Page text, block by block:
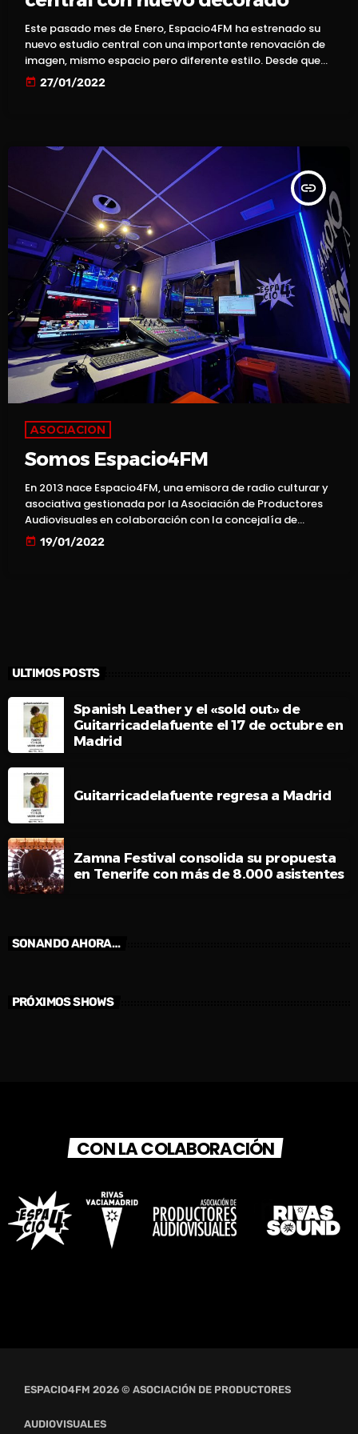
Este pasado mes de Enero, Espacio4FM ha estrenado su
nuevo estudio central con una importante renovación de
imagen, mismo espacio pero diferente estilo. Desde que
llegamos a los estudios del Auditorio Pilar Bardem, allá
por el 2013, siempre hemos tenido la misma decoración,
today 27/01/2022
insert_link
ASOCIACION
Somos Espacio4FM
En 2013 nace Espacio4FM, una emisora de radio culturar y
asociativa gestionada por la Asociación de Productores
Audiovisuales en colaboración con la concejalía de
Cultura del Ayuntamiento de Rivas Vaciamadrid. Desde
entonces año a año nos hemos superado, nuevos eventos
today 19/01/2022
ULTIMOS POSTS
Spanish Leather y el «sold out» de
Guitarricadelafuente el 17 de octubre en
Madrid
Guitarricadelafuente regresa a Madrid
Zamna Festival consolida su propuesta
en Tenerife con más de 8.000 asistentes
SONANDO AHORA…
PRÓXIMOS SHOWS
CON LA COLABORACIÓN
ESPACIO4FM 2026 © ASOCIACIÓN DE PRODUCTORES
AUDIOVISUALES